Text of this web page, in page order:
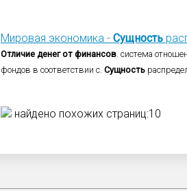
Мировая экономика - Сущность
Отличие денег от финансов. система
фондов в соответствии с. Сущность
найдено похожих страниц:10